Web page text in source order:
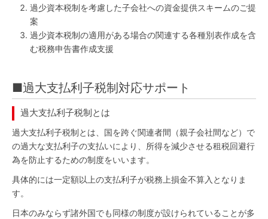
過少資本税制を考慮した子会社への資金提供スキームのご提
案
過少資本税制の適用がある場合の関連する各種別表作成を含
む税務申告書作成支援
■過大支払利子税制対応サポート
過大支払利子税制とは
過大支払利子税制とは、国を跨ぐ関連者間（親子会社間など）で
の過大な支払利子の支払いにより、所得を減少させる租税回避行
為を防止するための制度をいいます。
具体的には一定額以上の支払利子が税務上損金不算入となりま
す。
日本のみならず諸外国でも同様の制度が設けられていることが多